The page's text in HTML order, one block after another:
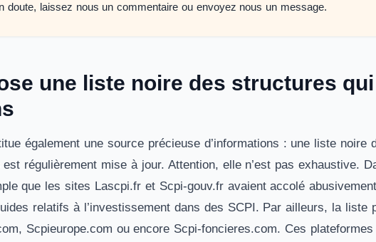
doute, laissez nous un commentaire ou envoyez nous un message.
une liste noire des structures
également une source précieuse d’informations : une liste noire
régulièrement mise à jour. Attention, elle n’est pas exhaustive.
que les sites Lascpi.fr et Scpi-gouv.fr avaient accolé
relatifs à l’investissement dans des SCPI. Par ailleurs, la liste
Scpieurope.com ou encore Scpi-foncieres.com. Ces